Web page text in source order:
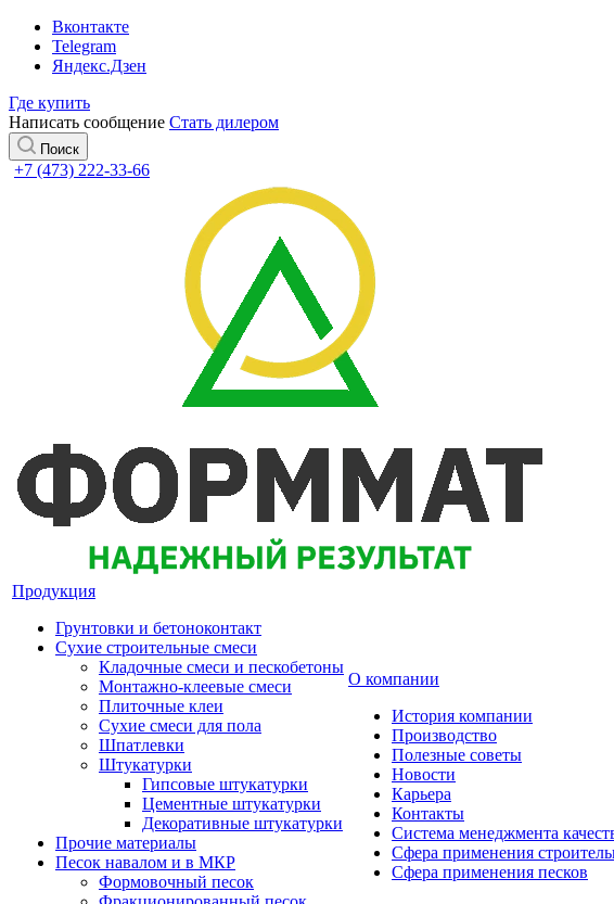
Вконтакте
Telegram
Яндекс.Дзен
Где купить
Написать сообщение Стать дилером
Поиск
+7 (473) 222-33-66
Продукция
Грунтовки и бетоноконтакт
Сухие строительные смеси
Кладочные смеси и пескобетоны
Монтажно-клеевые смеси
Плиточные клеи
Сухие смеси для пола
Шпатлевки
Штукатурки
Гипсовые штукатурки
Цементные штукатурки
Декоративные штукатурки
Прочие материалы
Песок навалом и в МКР
Формовочный песок
О компании
История компании
Производство
Полезные советы
Новости
Карьера
Контакты
Система менеджмента
Сфера применения
Сфера применения песков